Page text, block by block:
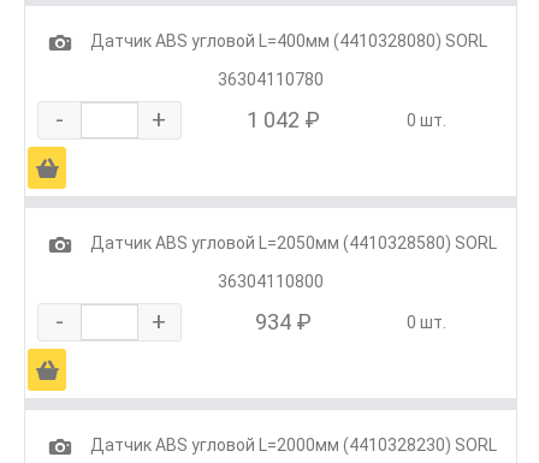
1
Датчик ABS угловой L=400мм (4410328080) SORL
36304110780
- + 1 042 ₽ 0 шт.
Ä
1
Датчик ABS угловой L=2050мм (4410328580) SORL
36304110800
- + 934 ₽ 0 шт.
Ä
1
Датчик ABS угловой L=2000мм (4410328230) SORL